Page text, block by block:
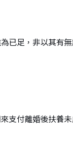
已足，非以其有
支付離婚後扶養